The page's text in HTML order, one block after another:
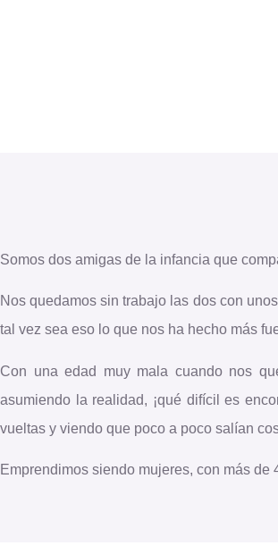
Somos dos amigas de la infancia que
Nos quedamos sin trabajo las dos con
tal vez sea eso lo que nos ha hecho más
Con una edad muy mala cuando nos
asumiendo la realidad, ¡qué difícil es
vueltas y viendo que poco a poco salían
Emprendimos siendo mujeres, con más